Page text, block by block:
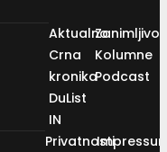
Aktualno
Crna
kronika
DuList
IN
Kolumne
Podcast
Privatnosti